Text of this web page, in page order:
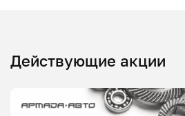
Действующие акции